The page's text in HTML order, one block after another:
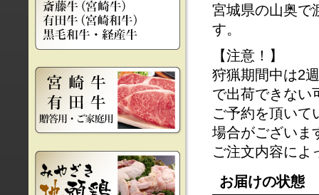
宮城県の山奥で
す。
【注意！】
狩猟期間中は2
で出荷できない
ご予約を頂いて
場合がございま
ご注文内容によ
お届けの状態